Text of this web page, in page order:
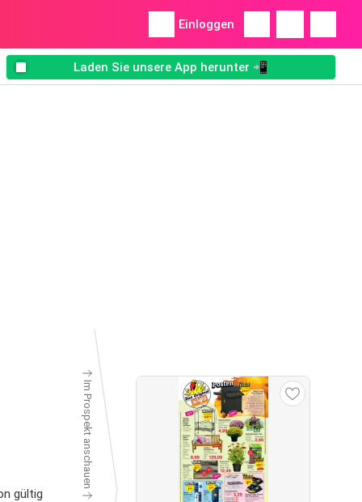
Einloggen
Laden Sie unsere App herunter 📲
gültig
Im Prospekt anschauen